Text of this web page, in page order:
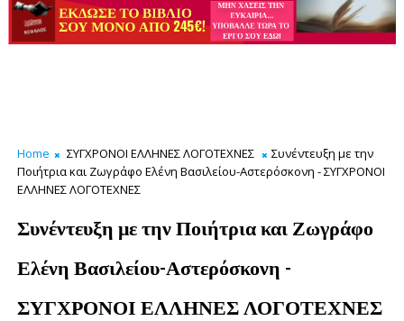
Home ΣΥΓΧΡΟΝΟΙ ΕΛΛΗΝΕΣ ΛΟΓΟΤΕΧΝΕΣ
Συνέντευξη με την
Ποιήτρια και Ζωγράφο Ελένη Βασιλείου-Αστερόσκονη - ΣΥΓΧΡΟΝΟΙ
ΕΛΛΗΝΕΣ ΛΟΓΟΤΕΧΝΕΣ
Συνέντευξη με την Ποιήτρια και Ζωγράφο
Ελένη Βασιλείου-Αστερόσκονη -
ΣΥΓΧΡΟΝΟΙ ΕΛΛΗΝΕΣ ΛΟΓΟΤΕΧΝΕΣ